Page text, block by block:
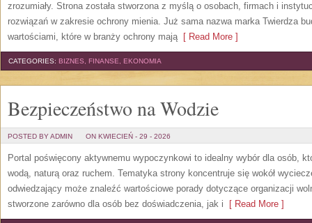
zrozumiały. Strona została stworzona z myślą o osobach, firmach i
rozwiązań w zakresie ochrony mienia. Już sama nazwa marka Twierdza
wartościami, które w branży ochrony mają[ Read More ]
CATEGORIES: BIZNES, FINANSE, EKONOMIA
Bezpieczeństwo na Wodzie
POSTED BY ADMIN ON KWIECIEŃ - 29 - 2026
Portal poświęcony aktywnemu wypoczynkowi to idealny wybór dla osób,
wodą, naturą oraz ruchem. Tematyka strony koncentruje się wokół
odwiedzający może znaleźć wartościowe porady dotyczące organizacji
stworzone zarówno dla osób bez doświadczenia, jak i [ Read More ]